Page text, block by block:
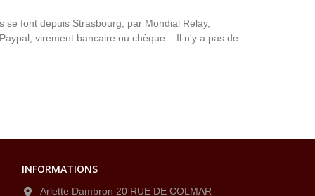
font depuis Strasbourg, par Mondial Relay,
virement bancaire ou chèque. . Il n'y a pas de
INFORMATIONS
Arlette Dambron 20 RUE DE COLMAR